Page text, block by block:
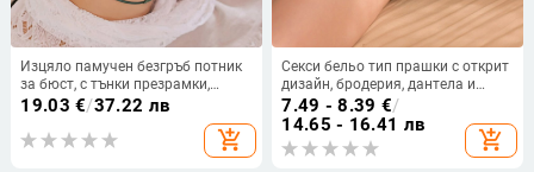
Изцяло памучен безгръб потник
за бюст, с тънки презрамки,
пълна чашка, дишащ дизайн
19.03 €/37.22 лв
add_shopping_cart
Секси бельо тип прашки с открит
дизайн, бродерия, дантела и
перли; основна тъкан полиестер
80–90%
7.49 - 8.39 €/
14.65 - 16.41 лв
add_shopping_cart